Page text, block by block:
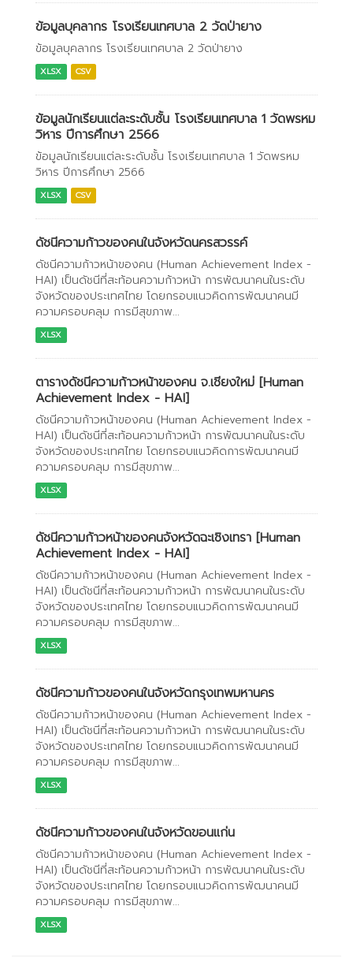
ข้อมูลบุคลากร โรงเรียนเทศบาล 2 วัดป่ายาง
ข้อมูลบุคลากร โรงเรียนเทศบาล 2 วัดป่ายาง
XLSX CSV
ข้อมูลนักเรียนแต่ละระดับชั้น โรงเรียนเทศบาล 1 วัดพรหม
วิหาร ปีการศึกษา 2566
ข้อมูลนักเรียนแต่ละระดับชั้น โรงเรียนเทศบาล 1 วัดพรหม
วิหาร ปีการศึกษา 2566
XLSX CSV
ดัชนีความก้าวของคนในจังหวัดนครสวรรค์
ดัชนีความก้าวหน้าของคน (Human Achievement Index -
HAI) เป็นดัชนีที่สะท้อนความก้าวหน้า การพัฒนาคนในระดับ
จังหวัดของประเทศไทย โดยกรอบแนวคิดการพัฒนาคนมี
ความครอบคลุม การมีสุขภาพ...
XLSX
ตารางดัชนีความก้าวหน้าของคน จ.เชียงใหม่ [Human
Achievement Index - HAI]
ดัชนีความก้าวหน้าของคน (Human Achievement Index -
HAI) เป็นดัชนีที่สะท้อนความก้าวหน้า การพัฒนาคนในระดับ
จังหวัดของประเทศไทย โดยกรอบแนวคิดการพัฒนาคนมี
ความครอบคลุม การมีสุขภาพ...
XLSX
ดัชนีความก้าวหน้าของคนจังหวัดฉะเชิงเทรา [Human
Achievement Index - HAI]
ดัชนีความก้าวหน้าของคน (Human Achievement Index -
HAI) เป็นดัชนีที่สะท้อนความก้าวหน้า การพัฒนาคนในระดับ
จังหวัดของประเทศไทย โดยกรอบแนวคิดการพัฒนาคนมี
ความครอบคลุม การมีสุขภาพ...
XLSX
ดัชนีความก้าวของคนในจังหวัดกรุงเทพมหานคร
ดัชนีความก้าวหน้าของคน (Human Achievement Index -
HAI) เป็นดัชนีที่สะท้อนความก้าวหน้า การพัฒนาคนในระดับ
จังหวัดของประเทศไทย โดยกรอบแนวคิดการพัฒนาคนมี
ความครอบคลุม การมีสุขภาพ...
XLSX
ดัชนีความก้าวของคนในจังหวัดขอนแก่น
ดัชนีความก้าวหน้าของคน (Human Achievement Index -
HAI) เป็นดัชนีที่สะท้อนความก้าวหน้า การพัฒนาคนในระดับ
จังหวัดของประเทศไทย โดยกรอบแนวคิดการพัฒนาคนมี
ความครอบคลุม การมีสุขภาพ...
XLSX